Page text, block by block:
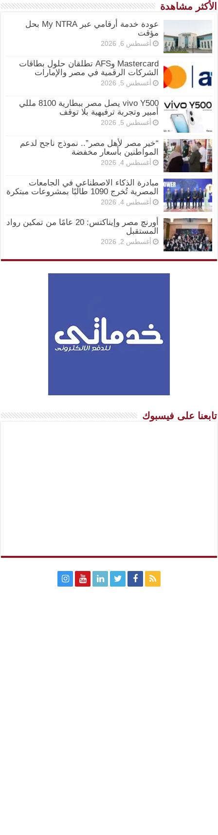
الأكثر مشاهدة
عودة خدمة أرقامي عبر My NTRA بحل
مؤقت
أغسطس 6, 2026
Mastercard وAFS تطلقان حلول بطاقات
الشركات الرقمية في مصر والإمارات
أغسطس 5, 2026
vivo Y500 يصل مصر ببطارية 8100 مللي
أمبير وتجربة ترفيهية بلا توقف
أغسطس 5, 2026
“خير مصر لأهل مصر”.. نموذج ناجح لدعم
المواطنين بأسعار مخفضة
أغسطس 4, 2026
مبادرة الذكاء الاصطناعي في الجامعات
المصرية تُخرج 1090 طالبًا بمشروعات مبتكرة
أغسطس 4, 2026
أورنچ مصر وإيناكتس: 20 عامًا من تمكين رواد
المستقبل
أغسطس 2, 2026
تابعنا على فيسبوك